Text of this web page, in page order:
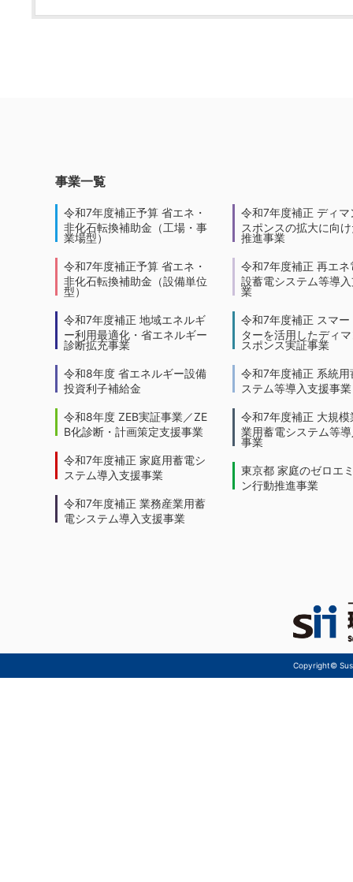
事業一覧
令和7年度補正予算 省エネ・
非化石転換補助金（工場・事
業場型）
令和7年度補正予算 省エネ・
非化石転換補助金（設備単位
型）
令和7年度補正 地域エネルギ
ー利用最適化・省エネルギー
診断拡充事業
令和8年度 省エネルギー設備
投資利子補給金
令和8年度 ZEB実証事業／ZE
B化診断・計画策定支援事業
令和7年度補正 家庭用蓄電シ
ステム導入支援事業
令和7年度補正 業務産業用蓄
電システム導入支援事業
令和7年度補正 ディマ
スポンスの拡大に向
推進事業
令和7年度補正 再エネ
設蓄電システム等導
業
令和7年度補正 スマー
ターを活用したディ
スポンス実証事業
令和7年度補正 系統用
ステム等導入支援事業
令和7年度補正 大規模
業用蓄電システム等
事業
東京都 家庭のゼロエ
ン行動推進事業
Copyright©